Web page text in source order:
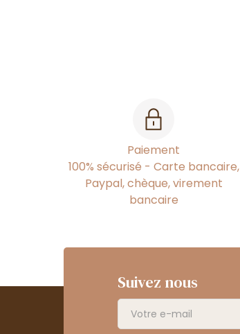
Paiement
100% sécurisé - Carte bancaire,
Paypal, chèque, virement
bancaire
Suivez nous